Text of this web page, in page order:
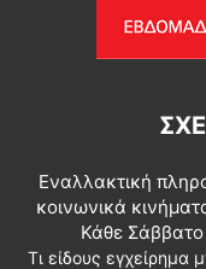
Εναλλακτική
κοινωνικά
Κάθε Σάββατο
Τι είδους εγχείρημα